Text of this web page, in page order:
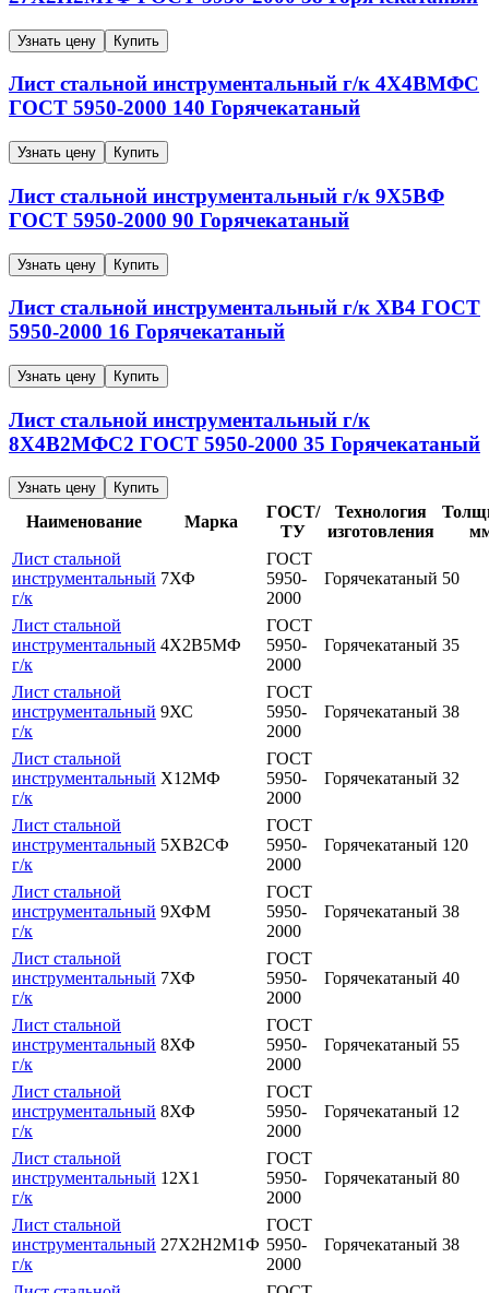
Узнать цену Купить
Лист стальной инструментальный г/к 4Х4ВМФС
ГОСТ 5950-2000 140 Горячекатаный
Узнать цену Купить
Лист стальной инструментальный г/к 9Х5ВФ
ГОСТ 5950-2000 90 Горячекатаный
Узнать цену Купить
Лист стальной инструментальный г/к ХВ4 ГОСТ
5950-2000 16 Горячекатаный
Узнать цену Купить
Лист стальной инструментальный г/к
8Х4В2МФС2 ГОСТ 5950-2000 35 Горячекатаный
Узнать цену Купить
Наименование Марка
ГОСТ/
ТУ
Технология
изготовления
Лист стальной
инструментальный
г/к
7ХФ
ГОСТ
5950-
2000
Горячекатаный 50
Лист стальной
инструментальный
г/к
4Х2В5МФ
ГОСТ
5950-
2000
Горячекатаный 35
Лист стальной
инструментальный
г/к
9ХС
ГОСТ
5950-
2000
Горячекатаный 38
Лист стальной
инструментальный
г/к
Х12МФ
ГОСТ
5950-
2000
Горячекатаный 32
Лист стальной
инструментальный
г/к
5ХВ2СФ
ГОСТ
5950-
2000
Горячекатаный 120
Лист стальной
инструментальный
г/к
9ХФМ
ГОСТ
5950-
2000
Горячекатаный 38
Лист стальной
инструментальный
г/к
7ХФ
ГОСТ
5950-
2000
Горячекатаный 40
Лист стальной
инструментальный
г/к
8ХФ
ГОСТ
5950-
2000
Горячекатаный 55
Лист стальной
инструментальный
г/к
8ХФ
ГОСТ
5950-
2000
Горячекатаный 12
Лист стальной
инструментальный
г/к
12Х1
ГОСТ
5950-
2000
Горячекатаный 80
Лист стальной
инструментальный
г/к
27Х2Н2М1Ф
ГОСТ
5950-
2000
Горячекатаный 38